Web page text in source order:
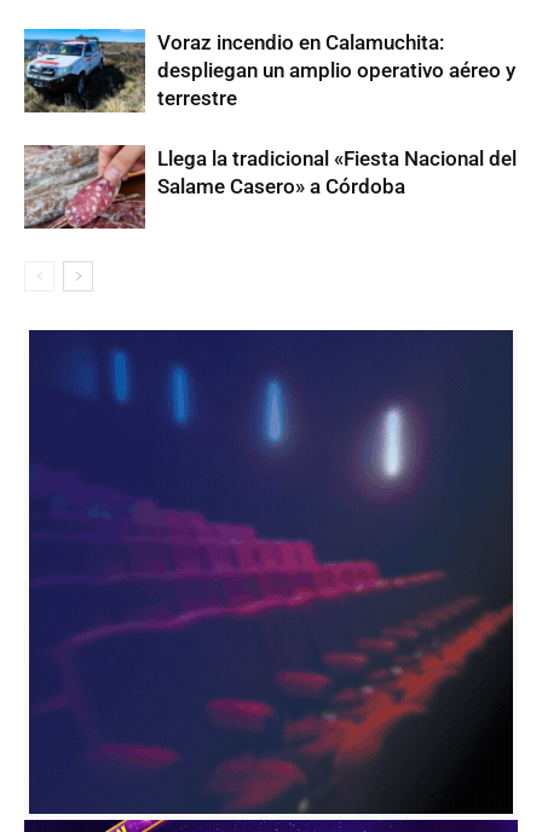
Voraz incendio en Calamuchita:
despliegan un amplio operativo aéreo y
terrestre
Llega la tradicional «Fiesta Nacional del
Salame Casero» a Córdoba